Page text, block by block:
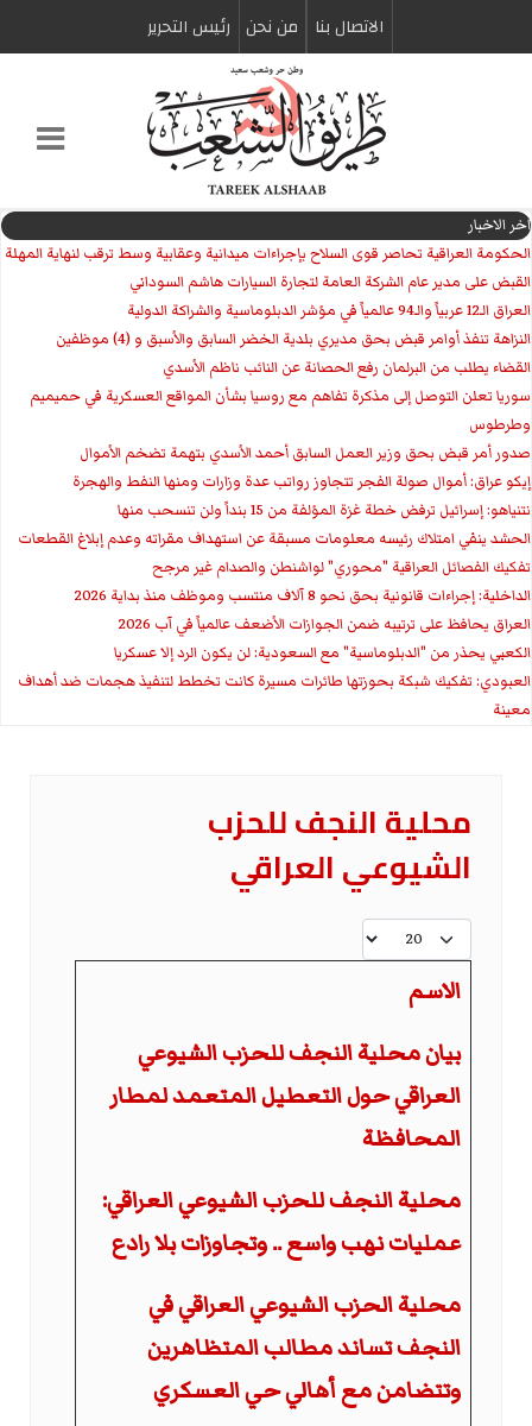
الاتصال بنا من نحن رئیس التحریر
اخر الاخبار
الحكومة العراقية تحاصر قوى السلاح بإجراءات ميدانية وعقابية وسط ترقب لنهاية المهلة
القبض على مدير عام الشركة العامة لتجارة السيارات هاشم السوداني
العراق الـ12 عربياً والـ94 عالمياً في مؤشر الدبلوماسية والشراكة الدولية
النزاهة تنفذ أوامر قبض بحق مديري بلدية الخضر السابق والأسبق و (4) موظفين
القضاء يطلب من البرلمان رفع الحصانة عن النائب ناظم الأسدي
سوريا تعلن التوصل إلى مذكرة تفاهم مع روسيا بشأن المواقع العسكرية في حميميم
وطرطوس
صدور أمر قبض بحق وزير العمل السابق أحمد الأسدي بتهمة تضخم الأموال
إيكو عراق: أموال صولة الفجر تتجاوز رواتب عدة وزارات ومنها النفط والهجرة
نتنياهو: إسرائيل ترفض خطة غزة المؤلفة من 15 بنداً ولن تنسحب منها
الحشد ينفي امتلاك رئيسه معلومات مسبقة عن استهداف مقراته وعدم إبلاغ القطعات
تفكيك الفصائل العراقية "محوري" لواشنطن والصدام غير مرجح
الداخلية: إجراءات قانونية بحق نحو 8 آلاف منتسب وموظف منذ بداية 2026
العراق يحافظ على ترتيبه ضمن الجوازات الأضعف عالمياً في آب 2026
الكعبي يحذر من "الدبلوماسية" مع السعودية: لن يكون الرد إلا عسكريا
العبودي: تفكيك شبكة بحوزتها طائرات مسيرة كانت تخطط لتنفيذ هجمات ضد أهداف
معينة
محلية النجف للحزب
الشيوعي العراقي
عدد الإظهارات:
الاسم
بيان محلية النجف للحزب الشيوعي
العراقي حول التعطيل المتعمد لمطار
المحافظة
محلية النجف للحزب الشيوعي العراقي:
عمليات نهب واسع .. وتجاوزات بلا رادع
محلية الحزب الشيوعي العراقي في
النجف تساند مطالب المتظاهرين
وتتضامن مع أهالي حي العسكري